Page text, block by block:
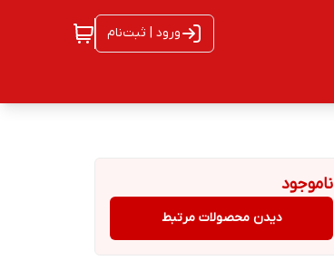
ورود | ثبت‌نام
ناموجود
دیدن محصولات مرتبط